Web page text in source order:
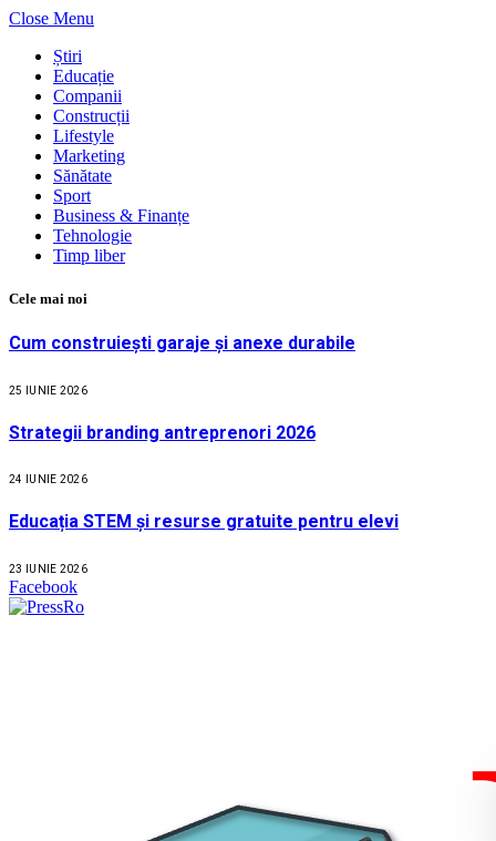
Close Menu
Știri
Educație
Companii
Construcții
Lifestyle
Marketing
Sănătate
Sport
Business & Finanțe
Tehnologie
Timp liber
Cele mai noi
Cum construiești garaje și anexe durabile
25 IUNIE 2026
Strategii branding antreprenori 2026
24 IUNIE 2026
Educația STEM și resurse gratuite pentru elevi
23 IUNIE 2026
Facebook